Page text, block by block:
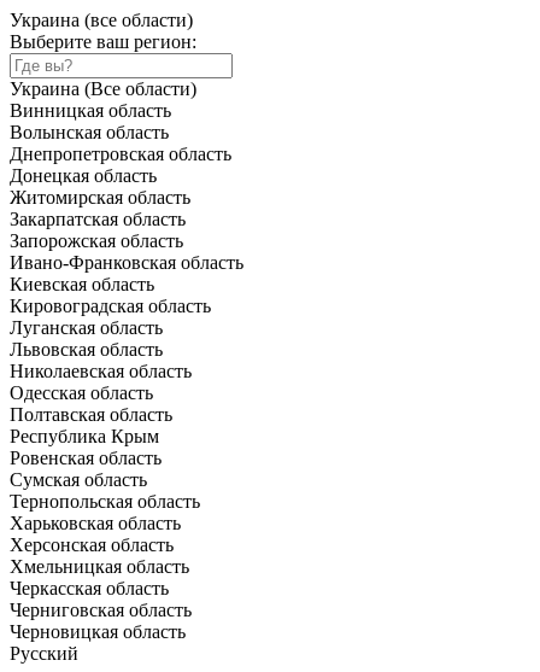
Украина (все области)
Выберите ваш регион:
Украина (Все области)
Винницкая область
Волынская область
Днепропетровская область
Донецкая область
Житомирская область
Закарпатская область
Запорожская область
Ивано-Франковская область
Киевская область
Кировоградская область
Луганская область
Львовская область
Николаевская область
Одесская область
Полтавская область
Республика Крым
Ровенская область
Сумская область
Тернопольская область
Харьковская область
Херсонская область
Хмельницкая область
Черкасская область
Черниговская область
Черновицкая область
Русский